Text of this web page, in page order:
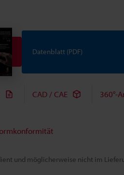
und möglicherweise nicht im
Datenblatt (PDF)
CAD / CAE 360°-